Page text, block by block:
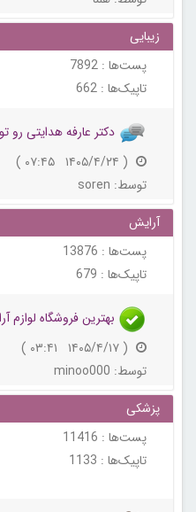
زیبایی
پست‌ها : 7892
تاپیک‌ها : 662
دکتر عارفه هدایتی رو
( ۱۴۰۵/۴/۲۴ ۰۷:۴۵ )
توسط: soren
آرایش
پست‌ها : 13876
تاپیک‌ها : 679
بهترین فروشگاه لوازم
( ۱۴۰۵/۴/۱۷ ۰۳:۴۱ )
توسط: minoo000
پزشکی
پست‌ها : 11416
تاپیک‌ها : 1133